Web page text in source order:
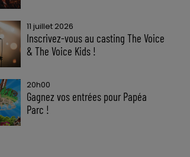
11 juillet 2026
Inscrivez-vous au casting The Voice
& The Voice Kids !
20h00
Gagnez vos entrées pour Papéa
Parc !